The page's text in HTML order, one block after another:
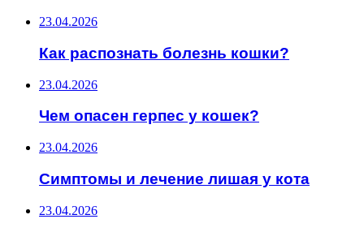
23.04.2026
Как распознать болезнь кошки?
23.04.2026
Чем опасен герпес у кошек?
23.04.2026
Симптомы и лечение лишая у кота
23.04.2026